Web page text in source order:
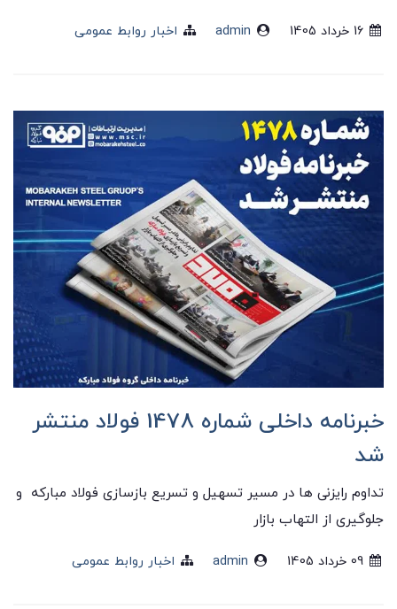
16 خرداد 1405 admin اخبار روابط عمومی
خبرنامه داخلی شماره 1478 فولاد منتشر
شد
تداوم رایزنی ها در مسیر تسهیل و تسریع بازسازی فولاد مبارکه و
جلوگیری از التهاب بازار
09 خرداد 1405 admin اخبار روابط عمومی